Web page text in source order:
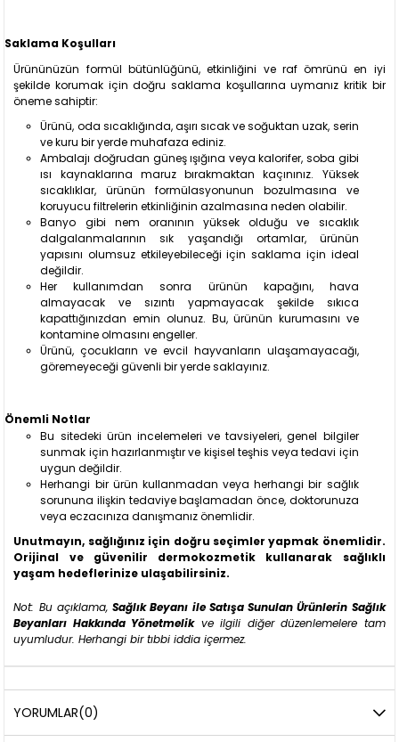
Saklama Koşulları
Ürününüzün formül bütünlüğünü, etkinliğini ve raf ömrünü en iyi
şekilde korumak için doğru saklama koşullarına uymanız kritik bir
öneme sahiptir:
Ürünü, oda sıcaklığında, aşırı sıcak ve soğuktan uzak, serin
ve kuru bir yerde muhafaza ediniz.
Ambalajı doğrudan güneş ışığına veya kalorifer, soba gibi
ısı kaynaklarına maruz bırakmaktan kaçınınız. Yüksek
sıcaklıklar, ürünün formülasyonunun bozulmasına ve
koruyucu filtrelerin etkinliğinin azalmasına neden olabilir.
Banyo gibi nem oranının yüksek olduğu ve sıcaklık
dalgalanmalarının sık yaşandığı ortamlar, ürünün
yapısını olumsuz etkileyebileceği için saklama için ideal
değildir.
Her kullanımdan sonra ürünün kapağını, hava
almayacak ve sızıntı yapmayacak şekilde sıkıca
kapattığınızdan emin olunuz. Bu, ürünün kurumasını ve
kontamine olmasını engeller.
Ürünü, çocukların ve evcil hayvanların ulaşamayacağı,
göremeyeceği güvenli bir yerde saklayınız.
Önemli Notlar
Bu sitedeki ürün incelemeleri ve tavsiyeleri, genel bilgiler
sunmak için hazırlanmıştır ve kişisel teşhis veya tedavi için
uygun değildir.
Herhangi bir ürün kullanmadan veya herhangi bir sağlık
sorununa ilişkin tedaviye başlamadan önce, doktorunuza
veya eczacınıza danışmanız önemlidir.
Unutmayın, sağlığınız için doğru seçimler yapmak önemlidir.
Orijinal ve güvenilir dermokozmetik kullanarak sağlıklı
yaşam hedeflerinize ulaşabilirsiniz.
Not: Bu açıklama,Sağlık Beyanı ile Satışa Sunulan Ürünlerin Sağlık
Beyanları Hakkında Yönetmelikve ilgili diğer düzenlemelere tam
uyumludur. Herhangi bir tıbbi iddia içermez.
YORUMLAR(0)